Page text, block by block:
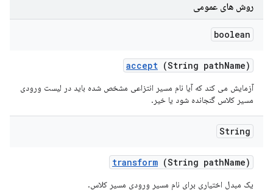
روش های عمومی
boolean
accept (String pathName)
آزمایش می کند که آیا نام مسیر انتزاعی مشخص شده باید در لیست ورودی
مسیر کلاس گنجانده شود یا خیر.
String
transform (String pathName)
یک مبدل اختیاری برای نام مسیر ورودی مسیر کلاس.